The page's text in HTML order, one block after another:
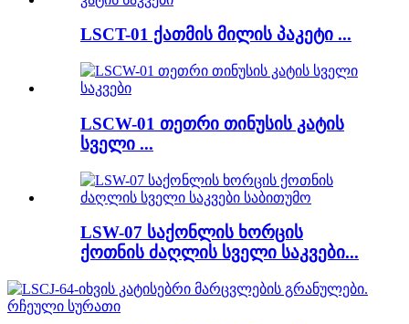
LSCT-01 ქათმის მილის პაკეტი ...
LSCW-01 თეთრი თინუსის კატის
სველი ...
LSW-07 საქონლის ხორცის
ქოთნის ძაღლის სველი საკვები...